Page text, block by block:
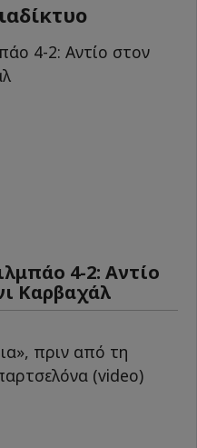
4-2: Αντίο
Καρβαχάλ